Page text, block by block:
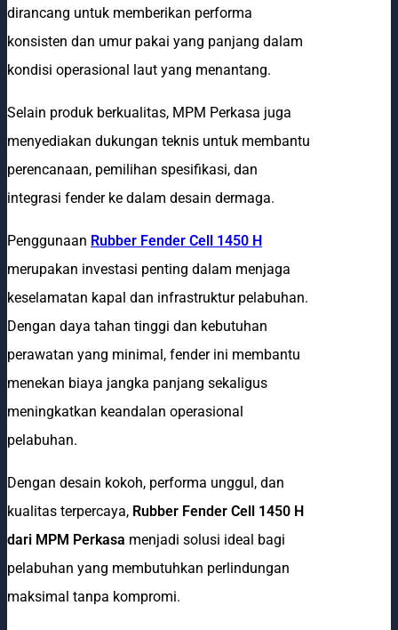
dirancang untuk memberikan performa
konsisten dan umur pakai yang panjang dalam
kondisi operasional laut yang menantang.
Selain produk berkualitas, MPM Perkasa juga
menyediakan dukungan teknis untuk membantu
perencanaan, pemilihan spesifikasi, dan
integrasi fender ke dalam desain dermaga.
Penggunaan Rubber Fender Cell 1450 H
merupakan investasi penting dalam menjaga
keselamatan kapal dan infrastruktur pelabuhan.
Dengan daya tahan tinggi dan kebutuhan
perawatan yang minimal, fender ini membantu
menekan biaya jangka panjang sekaligus
meningkatkan keandalan operasional
pelabuhan.
Dengan desain kokoh, performa unggul, dan
kualitas terpercaya, Rubber Fender Cell 1450 H
dari MPM Perkasa menjadi solusi ideal bagi
pelabuhan yang membutuhkan perlindungan
maksimal tanpa kompromi.